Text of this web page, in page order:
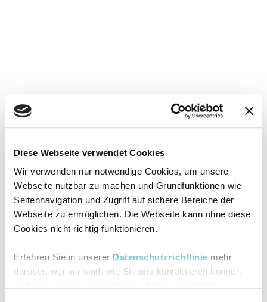
Diese Webseite verwendet Cookies
Wir verwenden nur notwendige Cookies, um unsere
Webseite nutzbar zu machen und Grundfunktionen wie
Seitennavigation und Zugriff auf sichere Bereiche der
Webseite zu ermöglichen. Die Webseite kann ohne diese
Cookies nicht richtig funktionieren.
Erfahren Sie in unserer Datenschutzrichtlinie mehr
darüber, wer wir sind, wie Sie uns kontaktieren können